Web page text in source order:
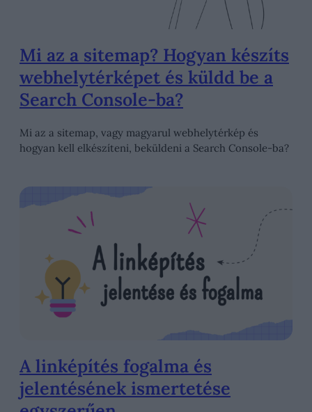
Mi az a sitemap? Hogyan készíts
webhelytérképet és küldd be a
Search Console-ba?
Mi az a sitemap, vagy magyarul webhelytérkép és
hogyan kell elkészíteni, beküldeni a Search Console-ba?
A linképítés fogalma és
jelentésének ismertetése